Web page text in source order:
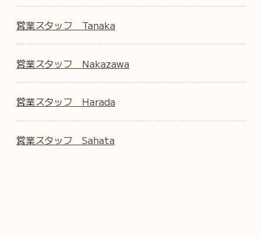
営業スタッフ Tanaka
営業スタッフ Nakazawa
営業スタッフ Harada
営業スタッフ Sahata